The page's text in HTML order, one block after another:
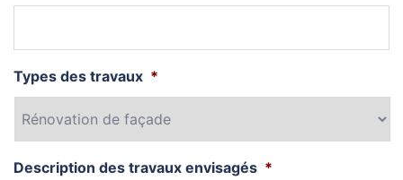
Types des travaux *
Description des travaux envisagés *